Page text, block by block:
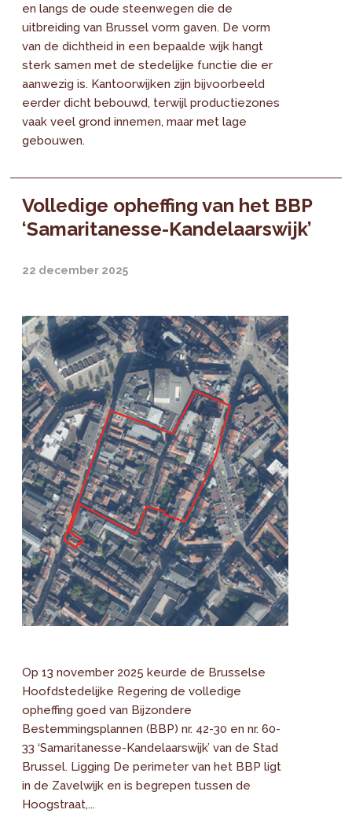
en langs de oude steenwegen die de
uitbreiding van Brussel vorm gaven. De vorm
van de dichtheid in een bepaalde wijk hangt
sterk samen met de stedelijke functie die er
aanwezig is. Kantoorwijken zijn bijvoorbeeld
eerder dicht bebouwd, terwijl productiezones
vaak veel grond innemen, maar met lage
gebouwen.
Volledige opheffing van het BBP
‘Samaritanesse-Kandelaarswijk’
22 december 2025
Op 13 november 2025 keurde de Brusselse
Hoofdstedelijke Regering de volledige
opheffing goed van Bijzondere
Bestemmingsplannen (BBP) nr. 42-30 en nr. 60-
33 ‘Samaritanesse-Kandelaarswijk’ van de Stad
Brussel. Ligging De perimeter van het BBP ligt
in de Zavelwijk en is begrepen tussen de
Hoogstraat,...